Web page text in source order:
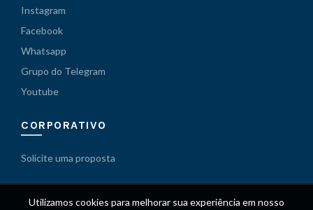
Instagram
Facebook
Whatsapp
Grupo do Telegram
Youtube
CORPORATIVO
Solicite uma proposta
Utilizamos cookies para melhorar sua experiência em nosso